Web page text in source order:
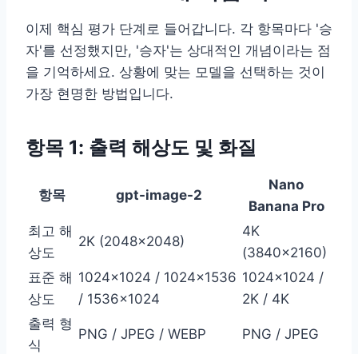
이제 핵심 평가 단계로 들어갑니다. 각 항목마다 '승
자'를 선정했지만, '승자'는 상대적인 개념이라는 점
을 기억하세요. 상황에 맞는 모델을 선택하는 것이
가장 현명한 방법입니다.
항목 1: 출력 해상도 및 화질
항목 gpt-image-2
Nano
Banana Pro
최고 해
상도
2K (2048×2048)
4K
(3840×2160)
표준 해
상도
1024×1024 / 1024×1536
/ 1536×1024
1024×1024 /
2K / 4K
출력 형
식
PNG / JPEG / WEBP PNG / JPEG